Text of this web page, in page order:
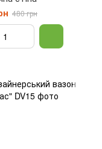
480 грн